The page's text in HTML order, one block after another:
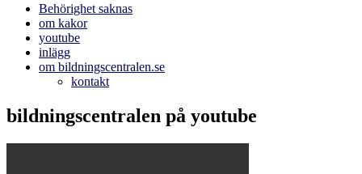
Behörighet saknas
om kakor
youtube
inlägg
om bildningscentralen.se
kontakt
bildningscentralen på youtube